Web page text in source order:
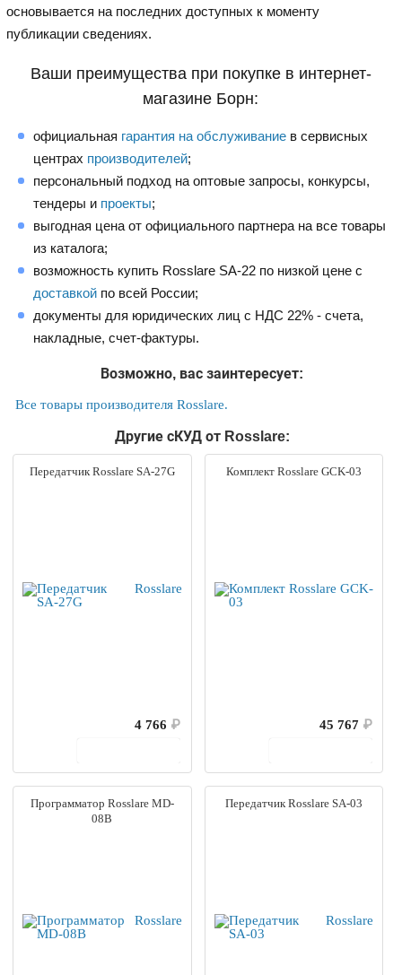
основывается на последних доступных к моменту
публикации сведениях.
Ваши преимущества при покупке в интернет-
магазине Борн:
официальная гарантия на обслуживание в сервисных
центрах производителей;
персональный подход на оптовые запросы, конкурсы,
тендеры и проекты;
выгодная цена от официального партнера на все товары
из каталога;
возможность купить Rosslare SA-22 по низкой цене с
доставкой по всей России;
документы для юридических лиц с НДС 22% - счета,
накладные, счет-фактуры.
Возможно, вас заинтересует:
Все товары производителя Rosslare.
Другие сКУД от Rosslare:
Передатчик Rosslare SA-27G
4 766 ₽
Комплект Rosslare GCK-03
45 767 ₽
Программатор Rosslare MD-
08B
Передатчик Rosslare SA-03